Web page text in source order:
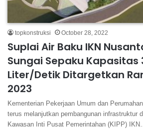
topkonstruksi October 28, 2022
Suplai Air Baku IKN
Sungai Sepaku Kapasitas
Liter/Detik Ditargetkan
2023
Kementerian Pekerjaan Umum dan
terus melanjutkan pembangunan infrastruktur
Kawasan Inti Pusat Pemerintahan (KIPP) IKN…